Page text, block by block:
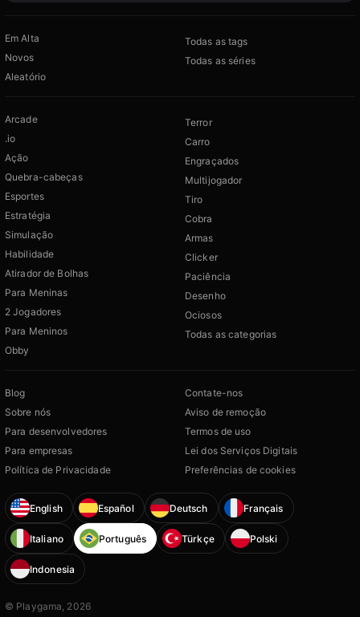
Em Alta
Novos
Aleatório
Todas as tags
Todas as séries
Arcade
.io
Ação
Quebra-cabeças
Esportes
Estratégia
Simulação
Habilidade
Atirador de Bolhas
Para Meninas
2 Jogadores
Para Meninos
Obby
Terror
Carro
Engraçados
Multijogador
Tiro
Cobra
Armas
Clicker
Paciência
Desenho
Ociosos
Todas as categorias
Blog
Sobre nós
Para desenvolvedores
Para empresas
Política de Privacidade
Contate-nos
Aviso de remoção
Termos de uso
Lei dos Serviços Digitais
Preferências de cookies
English Español Deutsch Français
Italiano Português Türkçe Polski
Indonesia
© Playgama, 2026